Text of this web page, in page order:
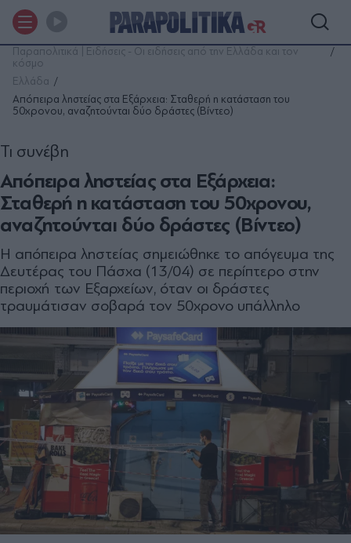
Παραπολιτικά | Ειδήσεις - Οι ειδήσεις από την Ελλάδα και τον
κόσμο
Ελλάδα
Απόπειρα ληστείας στα Εξάρχεια: Σταθερή η κατάσταση του
50χρονου, αναζητούνται δύο δράστες (Βίντεο)
Απόπειρα ληστείας στα Εξάρχεια:
Σταθερή η κατάσταση του 50χρονου,
αναζητούνται δύο δράστες (Βίντεο)
Τι συνέβη
Η απόπειρα ληστείας σημειώθηκε το απόγευμα της
Δευτέρας του Πάσχα (13/04) σε περίπτερο στην
περιοχή των Εξαρχείων, όταν οι δράστες
τραυμάτισαν σοβαρά τον 50χρονο υπάλληλο